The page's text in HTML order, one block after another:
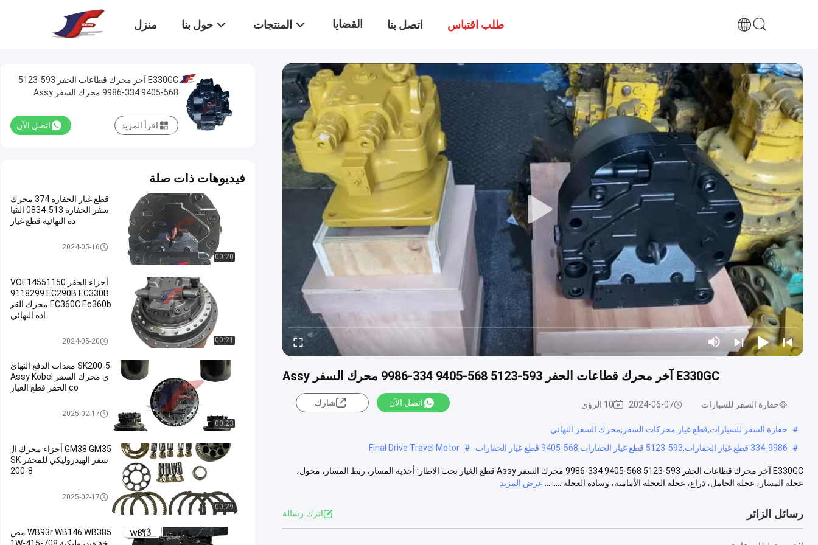
منزل حول بنا المنتجات القضايا اتصل بنا طلب اقتباس
E330GC آخر محرك قطاعات الحفر 593-5123 568-9405 334-9986 محرك السفر Assy
حفارة السفر للسيارات 2024-06-07 10 الرؤى اتصل الآن شارك
#
حفارة السفر للسيارات,قطع غيار محركات السفر,محرك السفر النهائي
#
334-9986 قطع غيار الحفارات,593-5123 قطع غيار الحفارات,568-9405 قطع غيار الحفارات #
Final Drive Travel Motor
E330GC آخر محرك قطاعات الحفر 593-5123 568-9405 334-9986 محرك السفر Assy قطع الغيار تحت الاطار: أحذية المسار، ربط المسار، محول،
عجلة المسار، عجلة الحامل، ذراع، عجلة العجلة الأمامية، وسادة العجلة...... ...
عرض المزيد
رسائل الزائر اترك رسالة
E330GC آخر محرك قطاعات الحفر 593-5123
568-9405 334-9986 محرك السفر Assy
اتصل الآن اقرأ المزيد
فيديوهات ذات صلة
00:20
قطع غيار الحفارة 374 محرك
سفر الحفارة 513-0834 القيا
دة النهائية قطع غيار
حفارة السفر للسيارات2024-05-16
00:21
أجزاء الحفر VOE14551150
9118299 EC290B EC330B
EC360C Ec360b محرك القي
ادة النهائي
حفارة السفر للسيارات2024-05-20
00:23
SK200-5 معدات الدفع النهائ
ي محرك السفر Assy Kobel
co الحفر قطع الغيار
حفارة السفر للسيارات2025-02-17
00:29
GM38 GM35 أجزاء محرك ال
سفر الهيدروليكي للمحفر SK
200-8
أجزاء حفارة هيدروليكية2025-02-17
WB93r WB146 WB385 مض